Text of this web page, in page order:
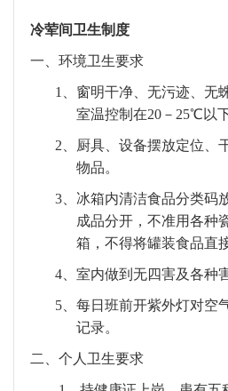
冷荤间卫生制度
一、 环境卫生要求
1、 窗明干净、无污迹、无
室温控制在20 － 25℃以
2、
厨具、设备摆放定位、
物品。
3、 冰箱内清洁食品分类码
成品分开，不准用各种
箱，不得将罐装食品直
4、 室内做到无四害及各种
5、 每日班前开紫外灯对空
记录。
二、 个人卫生要求